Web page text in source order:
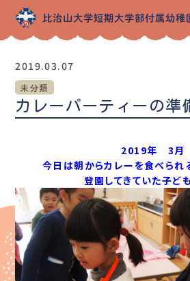
2019.03.07
未分類
カレーパーティーの
2019年 3月
今日は朝からカレーを食べられ
登園してきていた子ども